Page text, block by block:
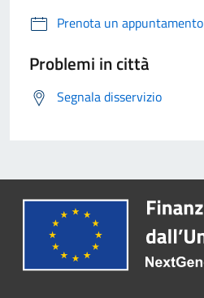
Prenota un appuntamento
Problemi in città
Segnala disservizio